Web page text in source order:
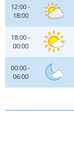
12:00 -
18:00
18:00 -
00:00
00:00 -
06:00